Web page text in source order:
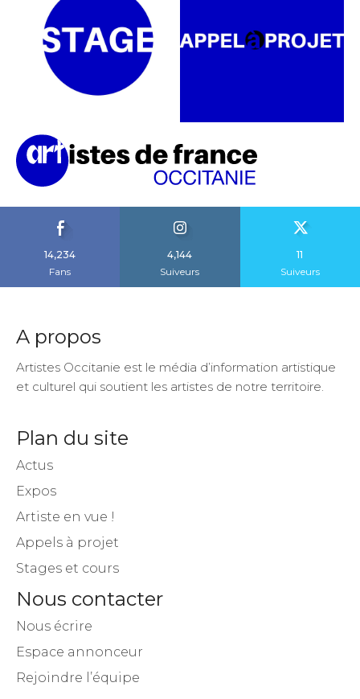
Fans
Suiveurs
Suiveurs
A propos
et culturel qui soutient les artistes de notre territoire.
Plan du site
Nous contacter